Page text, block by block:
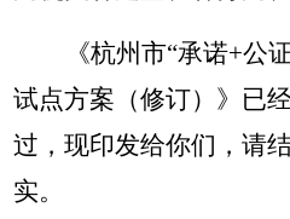
《杭州市“承诺+公
试点方案（修订）》已
过，现印发给你们，请
实。